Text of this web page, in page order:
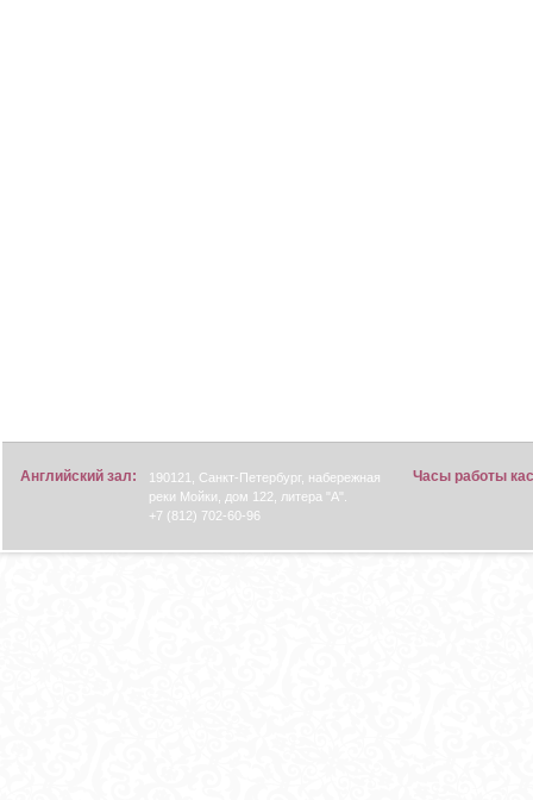
Английский зал:
190121, Санкт-Петербург, набережная
реки Мойки, дом 122, литера "А".
+7 (812) 702-60-96
Часы работы